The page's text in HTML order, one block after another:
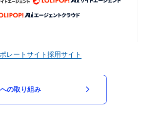
レートサイト採用サイト
の取り組み